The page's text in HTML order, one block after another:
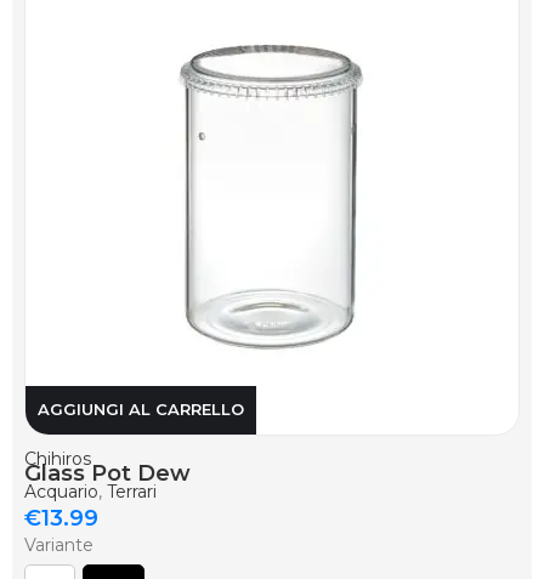
AGGIUNGI AL CARRELLO
Chihiros
Glass Pot Dew
Acquario, Terrari
€13.99
Variante